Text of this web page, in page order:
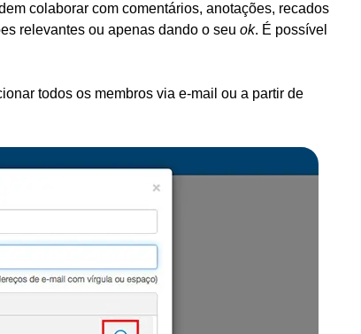
colaborar com comentários, anotações, recados
relevantes ou apenas dando o seu ok. É possível
todos os membros via e-mail ou a partir de